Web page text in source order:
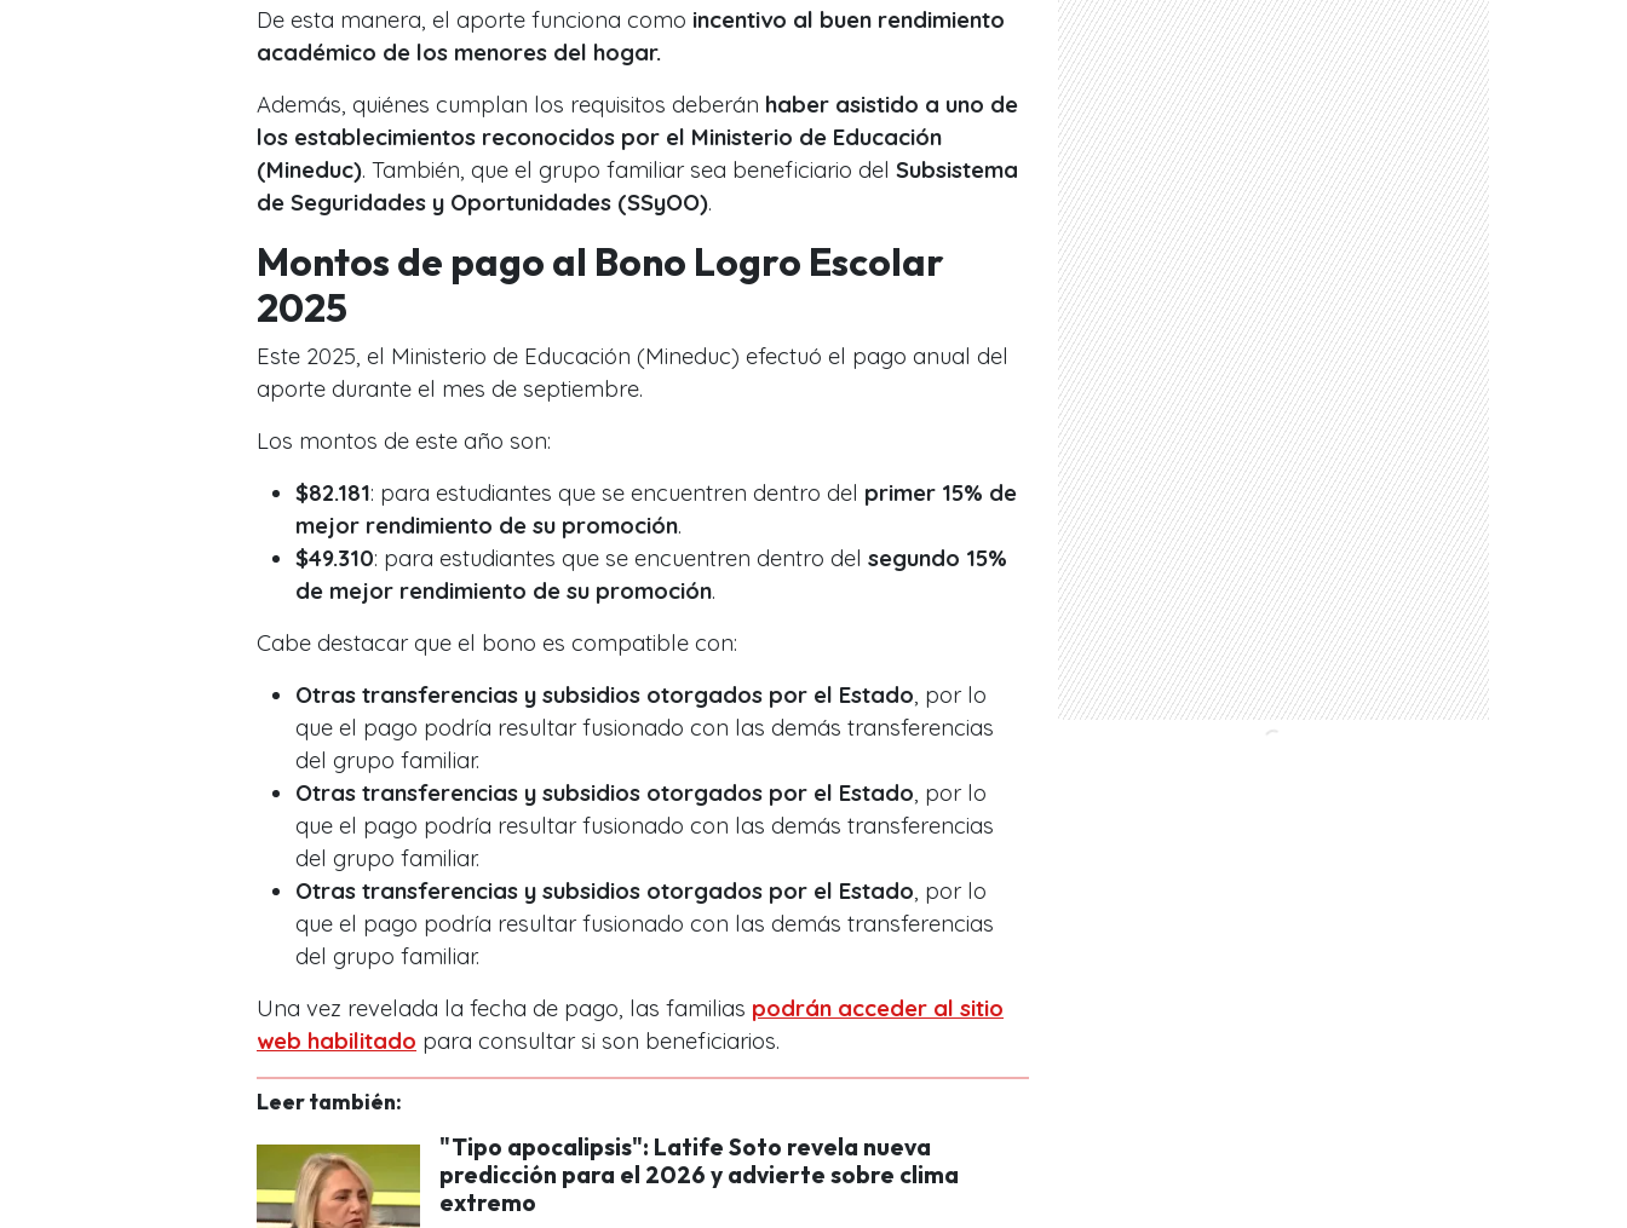
De esta manera, el aporte funciona como incentivo al buen rendimiento
académico de los menores del hogar.
Además, quiénes cumplan los requisitos deberán haber asistido a uno de
los establecimientos reconocidos por el Ministerio de Educación
(Mineduc). También, que el grupo familiar sea beneficiario del Subsistema
de Seguridades y Oportunidades (SSyOO).
Montos de pago al Bono Logro Escolar
2025
Este 2025, el Ministerio de Educación (Mineduc) efectuó el pago anual del
aporte durante el mes de septiembre.
Los montos de este año son:
$82.181: para estudiantes que se encuentren dentro del primer 15% de
mejor rendimiento de su promoción.
$49.310: para estudiantes que se encuentren dentro del segundo 15%
de mejor rendimiento de su promoción.
Cabe destacar que el bono es compatible con:
Otras transferencias y subsidios otorgados por el Estado , por lo
que el pago podría resultar fusionado con las demás transferencias
del grupo familiar.
Otras transferencias y subsidios otorgados por el Estado , por lo
que el pago podría resultar fusionado con las demás transferencias
del grupo familiar.
Otras transferencias y subsidios otorgados por el Estado , por lo
que el pago podría resultar fusionado con las demás transferencias
del grupo familiar.
Una vez revelada la fecha de pago, las familias podrán acceder al sitio
web habilitado para consultar si son beneficiarios.
Leer también:
"Tipo apocalipsis": Latife Soto revela nueva
predicción para el 2026 y advierte sobre clima
extremo